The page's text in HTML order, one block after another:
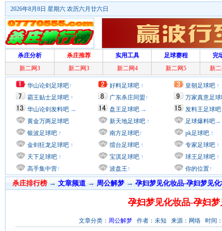
2026年8月8日 星期六 农历六月廿六日
杀庄分析 杀庄推荐 实用工具 足球赛程
完
新二网3
新二网3 新二网4 新二网5 新
华山论剑足球吧↑
霸王贴士足球吧 ↑
华山论剑发料吧 →
黄金万两足球吧
银波足球吧 ↑
金剑狂龙足球吧 ↑
天下足球吧 ↑
高手集中营↑
好料足球吧 ↑
广东杀庄同盟↑
盘王足球吧 →
新天地足球吧 ↑
南方足球吧↑
擂台足球吧 ↑
宝淇足球吧 ↑
波盘王↑
皇朝足球吧 ↑
万家真意足
发料王足球吧
足球爆料吧→
pk足球吧 ↑
专家足球吧 ↑
球王足球吧 ↑
你的位置↑
杀庄排行榜 → 文章频道→ 周公解梦 → 孕妇梦见化妆品-孕妇梦见
孕妇梦见化妆品-孕妇
文章分类： 周公解梦 作者：未知 来源：网络 时间